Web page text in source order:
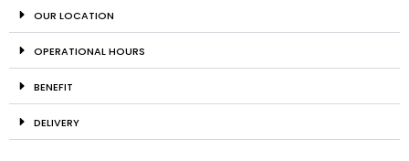
OUR LOCATION
OPERATIONAL HOURS
BENEFIT
DELIVERY